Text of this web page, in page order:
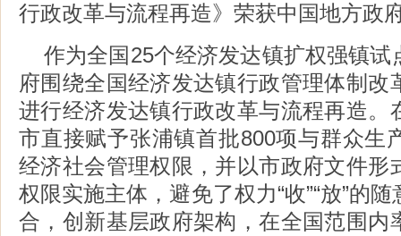
行政改革与流程再造》荣获中国地方政
作为全国25个经济发达镇扩权强镇
府围绕全国经济发达镇行政管理体制改
进行经济发达镇行政改革与流程再造。
市直接赋予张浦镇首批800项与群众生
经济社会管理权限，并以市政府文件形
权限实施主体，避免了权力“收”“放”的
合，创新基层政府架构，在全国范围内